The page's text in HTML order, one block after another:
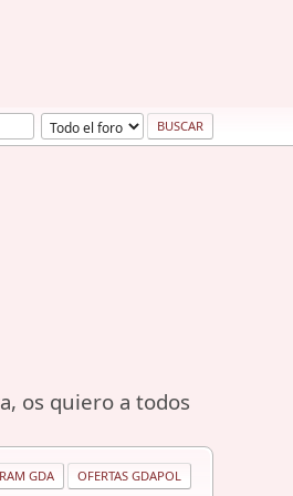
os quiero a todos
GDA OFERTAS GDAPOL